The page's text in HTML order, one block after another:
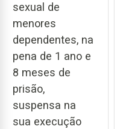
sexual de
menores
dependentes, na
pena de 1 ano e
8 meses de
prisão,
suspensa na
sua execução